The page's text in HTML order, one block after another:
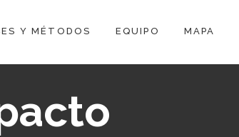
Y MÉTODOS EQUIPO MAPA